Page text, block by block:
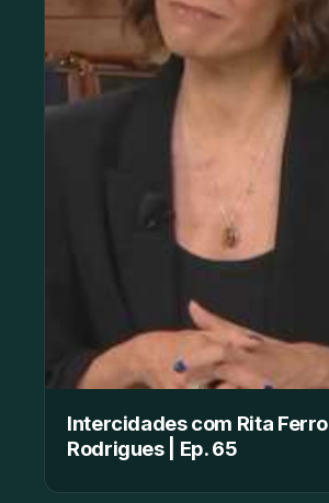
Intercidades com Rita Ferro
Rodrigues | Ep. 65